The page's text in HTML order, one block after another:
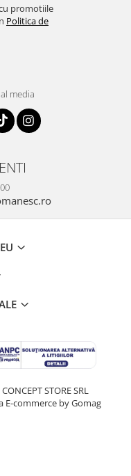
promotiile
Politica de
media
STORE SRL
E-commerce by Gomag